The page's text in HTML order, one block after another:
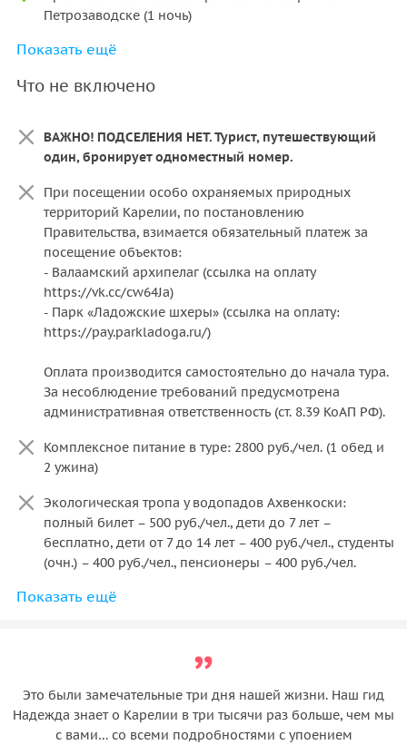
Петрозаводске (1 ночь)
Завтраки в отеле (кроме отелей категории «бюджет»)
Входной билет в экопарк «Долина водопадов»:
встреча с оленями,лосями и хаски
Входные билеты в горный парк «Рускеала»
Экскурсия по горному парку «Рускеала» с
аттестованным местным гидом
Посещение острова Валаам и острова Кижи
Посещение фирменного магазина форелевого
Сортавала
Трансфер на «Комете» Петрозаводск – о. Кижи –
Экскурсия по острову Кижи с местным аттестованным
Посещение острова Валаам по выбранной
программе
Автобусная трассовая экскурсия «Водопады
Ахинкоски: где оживают кинокадры и сказки» и
прогулка по подвесным мостам среди водопадов
Показать ещё
Что не включено
ВАЖНО! ПОДСЕЛЕНИЯ НЕТ. Турист, путешествующий
один, бронирует одноместный номер.
При посещении особо охраняемых природных
территорий Карелии, по постановлению
Правительства, взимается обязательный платеж за
посещение объектов:
- Валаамский архипелаг (ссылка на оплату
https://vk.cc/cw64Ja)
- Парк «Ладожские шхеры» (ссылка на оплату:
https://pay.parkladoga.ru/)
Оплата производится самостоятельно до начала тура.
За несоблюдение требований предусмотрена
административная ответственность (ст. 8.39 КоАП РФ).
Комплексное питание в туре: 2800 руб./чел. (1 обед и
2 ужина)
Экологическая тропа у водопадов Ахвенкоски:
полный билет – 500 руб./чел., дети до 7 лет –
бесплатно, дети от 7 до 14 лет – 400 руб./чел., студенты
(очн.) – 400 руб./чел., пенсионеры – 400 руб./чел.
Для туров с отправлением 18.07.2026 доплата за
Активные развлечения в горном парке «Рускеала»: по
ценам парка
Показать ещё
Это были замечательные три дня нашей жизни. Наш гид
Надежда знает о Карелии в три тысячи раз больше, чем мы
с вами… со всеми подробностями с упоением